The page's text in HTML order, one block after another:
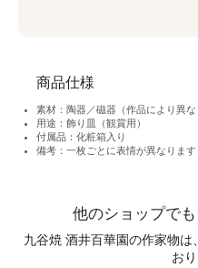
商品仕様
素材：陶器／磁器（作品により異な
用途：飾り皿（観賞用）
付属品：化粧箱入り
備考：一枚ごとに表情が異なります
他のショップで
九谷焼 酒井百華園の作家物
おり